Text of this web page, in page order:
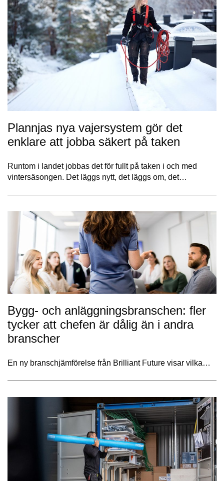
Plannjas nya vajersystem gör det
enklare att jobba säkert på taken
Runtom i landet jobbas det för fullt på taken i och med
vintersäsongen. Det läggs nytt, det läggs om, det…
Bygg- och anläggningsbranschen: fler
tycker att chefen är dålig än i andra
branscher
En ny branschjämförelse från Brilliant Future visar vilka…